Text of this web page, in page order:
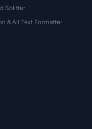
Splitter
& Alt Text Formatter